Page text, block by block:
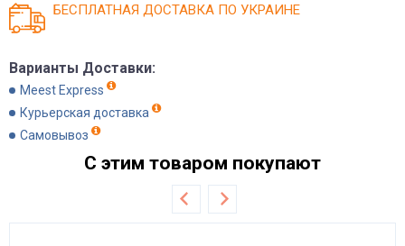
БЕСПЛАТНАЯ ДОСТАВКА ПО УКРАИНЕ
Варианты Доставки:
Meest Express
Курьерская доставка
Самовывоз
С этим товаром покупают